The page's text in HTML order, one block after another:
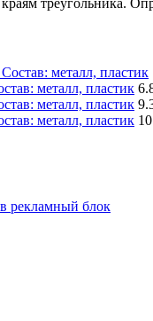
треугольника.
металл, пластик
металл, пластик
металл, пластик
металл, пластик
рекламный блок